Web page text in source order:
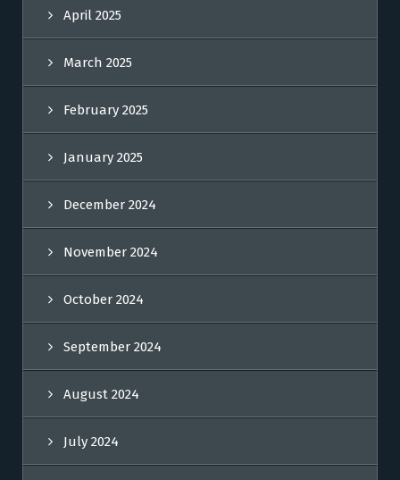
April 2025
March 2025
February 2025
January 2025
December 2024
November 2024
October 2024
September 2024
August 2024
July 2024